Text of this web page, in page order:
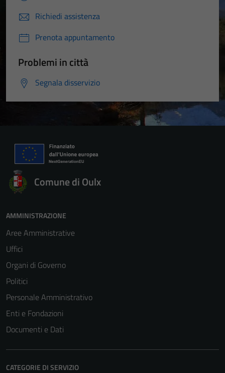
Richiedi assistenza
Prenota appuntamento
Problemi in città
Segnala disservizio
Comune di Oulx
AMMINISTRAZIONE
Aree Amministrative
Uffici
Organi di Governo
Politici
Personale Amministrativo
Enti e Fondazioni
Documenti e Dati
CATEGORIE DI SERVIZIO